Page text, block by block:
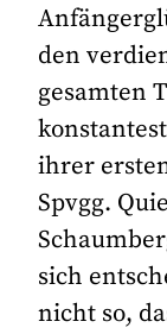
den
gesamten
ihrer
Spvgg.
sich
nicht so,